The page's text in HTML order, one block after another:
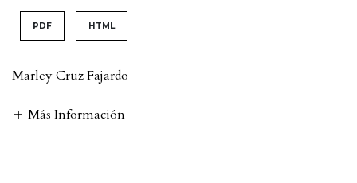
PDF HTML
Marley Cruz Fajardo
Más Información